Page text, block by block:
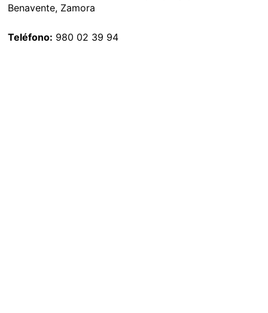
Benavente, Zamora
Teléfono: 980 02 39 94